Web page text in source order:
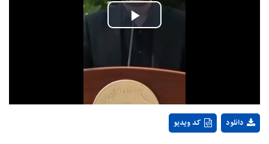
Play
Video
کد ویدیو دانلود